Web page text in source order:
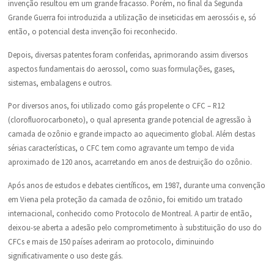
invenção resultou em um grande fracasso. Porém, no final da Segunda
Grande Guerra foi introduzida a utilização de inseticidas em aerossóis e, só
então, o potencial desta invenção foi reconhecido.
Depois, diversas patentes foram conferidas, aprimorando assim diversos
aspectos fundamentais do aerossol, como suas formulações, gases,
sistemas, embalagens e outros.
Por diversos anos, foi utilizado como gás propelente o CFC – R12
(clorofluorocarboneto), o qual apresenta grande potencial de agressão à
camada de ozônio e grande impacto ao aquecimento global. Além destas
sérias características, o CFC tem como agravante um tempo de vida
aproximado de 120 anos, acarretando em anos de destruição do ozônio.
Após anos de estudos e debates científicos, em 1987, durante uma convenção
em Viena pela proteção da camada de ozônio, foi emitido um tratado
internacional, conhecido como Protocolo de Montreal. A partir de então,
deixou-se aberta a adesão pelo comprometimento à substituição do uso do
CFCs e mais de 150 países aderiram ao protocolo, diminuindo
significativamente o uso deste gás.